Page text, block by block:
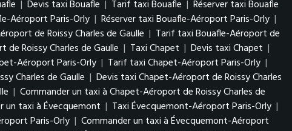
| Devis taxi Bouafle | Tarif taxi Bouafle | Réserver taxi Bouafle
Aéroport Paris-Orly | Réserver taxi Bouafle-Aéroport Paris-Orly |
de Roissy Charles de Gaulle | Tarif taxi Bouafle-Aéroport de
Roissy Charles de Gaulle | Taxi Chapet | Devis taxi Chapet |
Aéroport Paris-Orly | Tarif taxi Chapet-Aéroport Paris-Orly |
Charles de Gaulle | Devis taxi Chapet-Aéroport de Roissy Charles
| Commander un taxi à Chapet-Aéroport de Roissy Charles de
un taxi à Évecquemont | Taxi Évecquemont-Aéroport Paris-Orly |
Paris-Orly | Commander un taxi à Évecquemont-Aéroport